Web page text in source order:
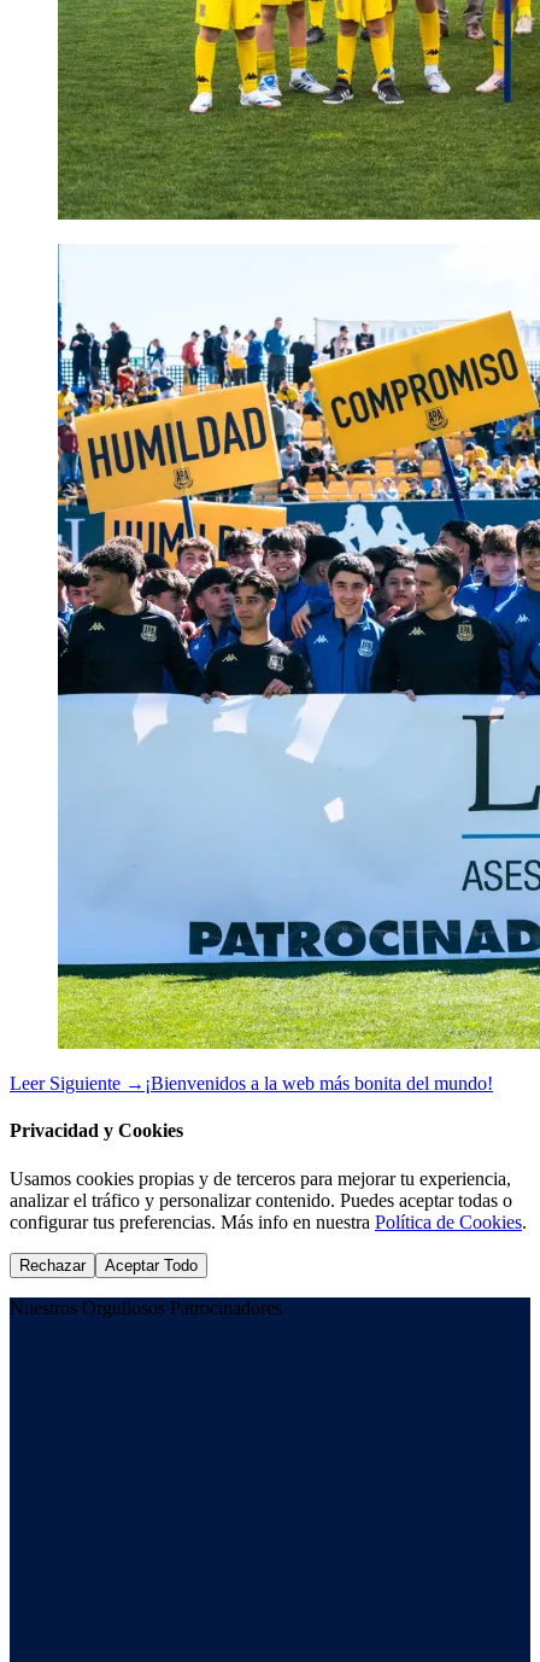
Leer Siguiente → ¡Bienvenidos a la web más bonita del mundo!
Privacidad y Cookies
Usamos cookies propias y de terceros para mejorar tu experiencia,
analizar el tráfico y personalizar contenido. Puedes aceptar todas o
configurar tus preferencias. Más info en nuestra Política de Cookies.
Rechazar Aceptar Todo
Nuestros Orgullosos Patrocinadores